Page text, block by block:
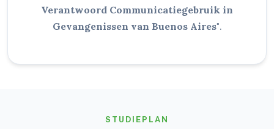
Verantwoord Communicatiegebruik in
Gevangenissen van Buenos Aires".
STUDIEPLAN